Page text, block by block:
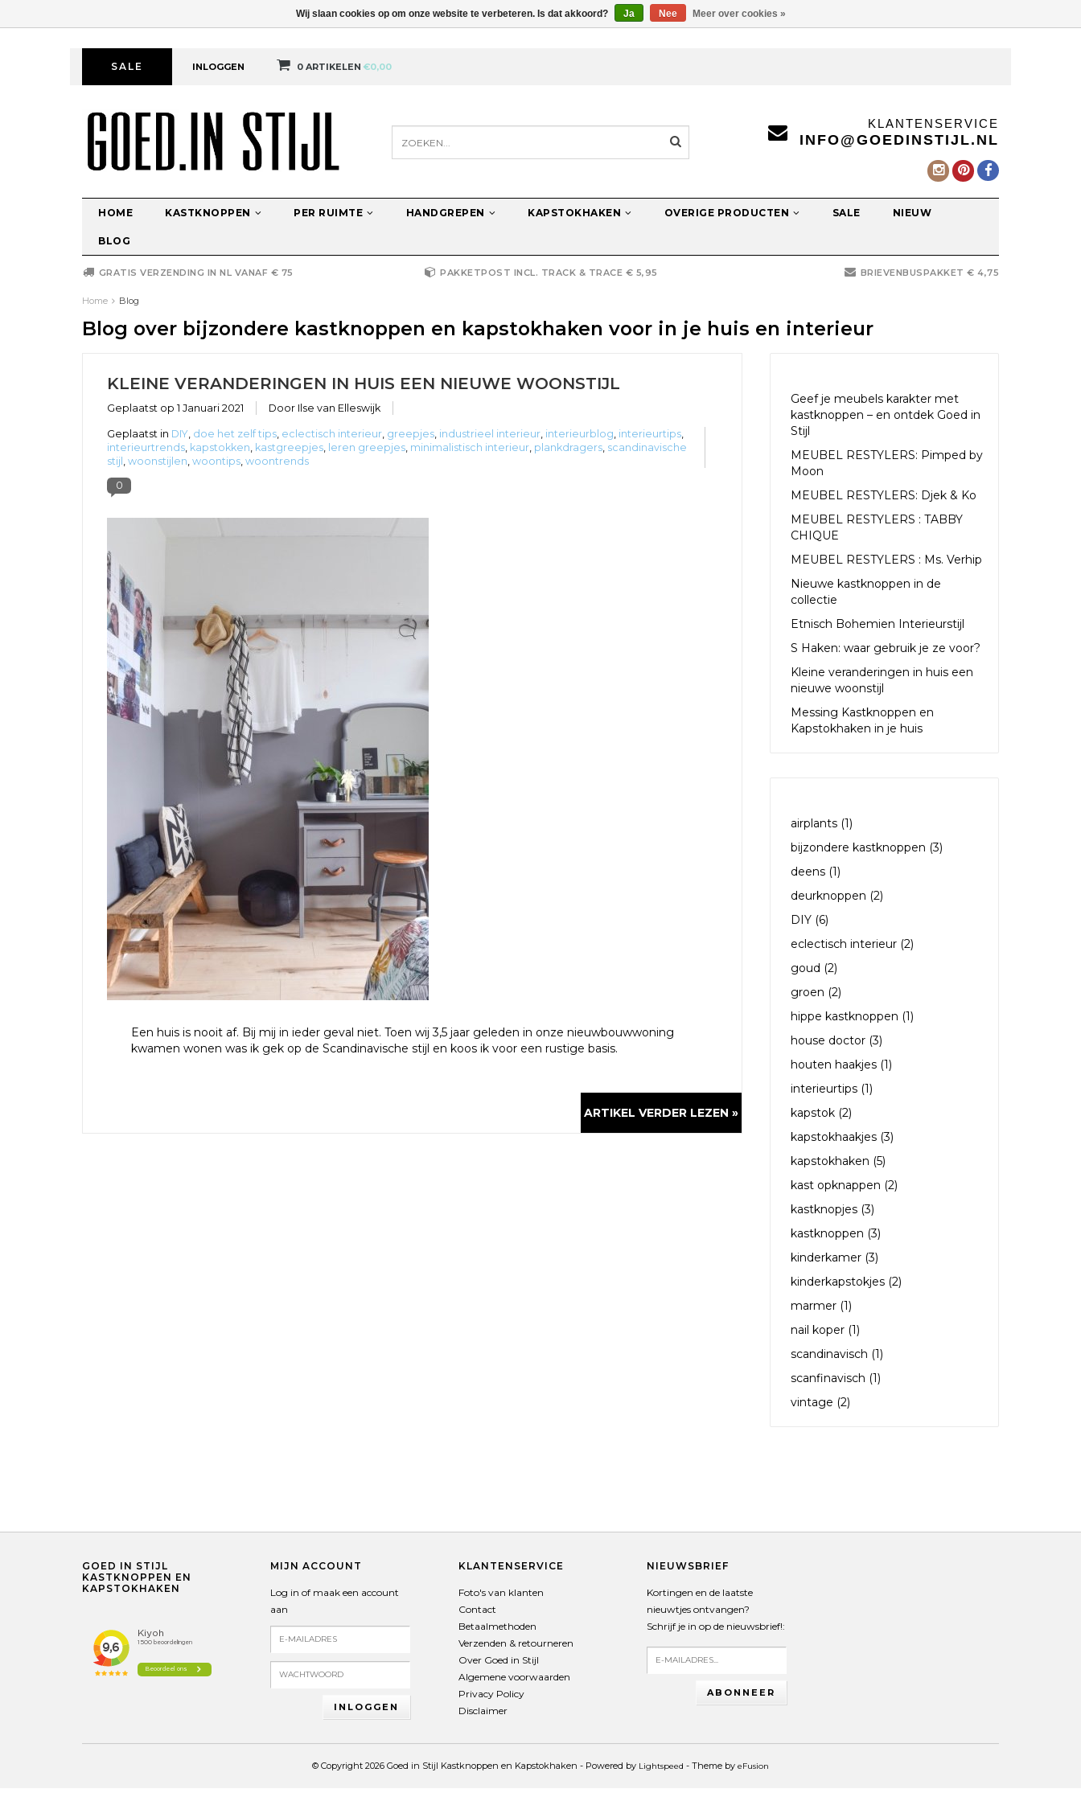
SALE INLOGGEN 0 ARTIKELEN €0,00
KLANTENSERVICE
INFO@GOEDINSTIJL.NL
HOME KASTKNOPPEN PER RUIMTE HANDGREPEN KAPSTOKHAKEN OVERIGE PRODUCTEN SALE NIEUW
BLOG
GRATIS VERZENDING IN NL VANAF € 75 PAKKETPOST INCL. TRACK & TRACE € 5,95 BRIEVENBUSPAKKET € 4,75
Home Blog
Blog over bijzondere kastknoppen en kapstokhaken voor in je huis en interieur
KLEINE VERANDERINGEN IN HUIS EEN NIEUWE WOONSTIJL
Geplaatst op 1 Januari 2021 Door Ilse van Elleswijk
Geplaatst in DIY, doe het zelf tips, eclectisch interieur, greepjes, industrieel interieur, interieurblog, interieurtips,
interieurtrends, kapstokken, kastgreepjes, leren greepjes, minimalistisch interieur, plankdragers, scandinavische
stijl , woonstijlen, woontips, woontrends
0
Een huis is nooit af. Bij mij in ieder geval niet. Toen wij 3,5 jaar geleden in onze nieuwbouwwoning
kwamen wonen was ik gek op de Scandinavische stijl en koos ik voor een rustige basis.
ARTIKEL VERDER LEZEN »
Geef je meubels karakter met
kastknoppen – en ontdek Goed in
Stijl
MEUBEL RESTYLERS: Pimped by
Moon
MEUBEL RESTYLERS: Djek & Ko
MEUBEL RESTYLERS : TABBY
CHIQUE
MEUBEL RESTYLERS : Ms. Verhip
Nieuwe kastknoppen in de
collectie
Etnisch Bohemien Interieurstijl
S Haken: waar gebruik je ze voor?
Kleine veranderingen in huis een
nieuwe woonstijl
Messing Kastknoppen en
Kapstokhaken in je huis
airplants (1)
bijzondere kastknoppen (3)
deens (1)
deurknoppen (2)
DIY (6)
eclectisch interieur (2)
goud (2)
groen (2)
hippe kastknoppen (1)
house doctor (3)
houten haakjes (1)
interieurtips (1)
kapstok (2)
kapstokhaakjes (3)
kapstokhaken (5)
kast opknappen (2)
kastknopjes (3)
kastknoppen (3)
kinderkamer (3)
kinderkapstokjes (2)
marmer (1)
nail koper (1)
scandinavisch (1)
scanfinavisch (1)
vintage (2)
GOED IN STIJL
KASTKNOPPEN EN
KAPSTOKHAKEN
MIJN ACCOUNT
Log in of maak een account
aan
INLOGGEN
KLANTENSERVICE
Foto's van klanten
Contact
Betaalmethoden
Verzenden & retourneren
Over Goed in Stijl
Algemene voorwaarden
Privacy Policy
Disclaimer
NIEUWSBRIEF
Kortingen en de laatste
nieuwtjes ontvangen?
Schrijf je in op de nieuwsbrief!:
ABONNEER
© Copyright 2026 Goed in Stijl Kastknoppen en Kapstokhaken - Powered by Lightspeed - Theme by eFusion
Wij slaan cookies op om onze website te verbeteren. Is dat akkoord? Ja Nee Meer over cookies »